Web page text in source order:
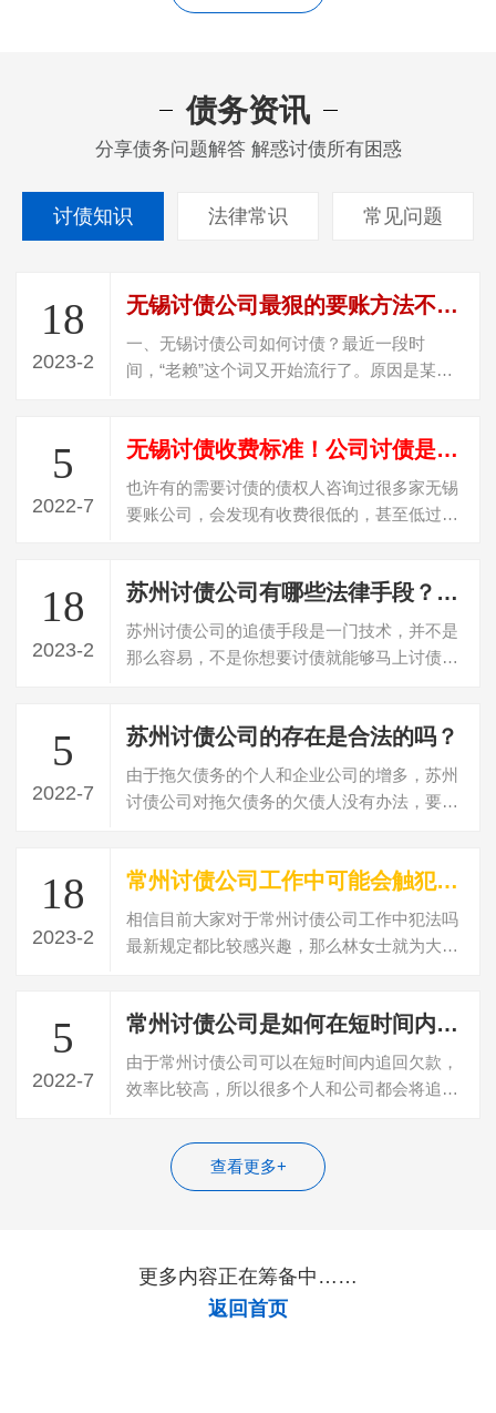
债务资讯
分享债务问题解答 解惑讨债所有困惑
讨债知识 法律常识 常见问题
18
2023-2
无锡讨债公司最狠的要账方法不违法（怎样定位一个躲债的人）
一、无锡讨债公司如何讨债？最近一段时
间，“老赖”这个词又开始流行了。原因是某选
5
2022-7
无锡讨债收费标准！公司讨债是怎么收费？
也许有的需要讨债的债权人咨询过很多家无锡
要账公司，会发现有收费很低的，甚至低过
18
2023-2
苏州讨债公司有哪些法律手段？讨债有哪些扶植手段
苏州讨债公司的追债手段是一门技术，并不是
那么容易，不是你想要讨债就能够马上讨债成
5
2022-7
苏州讨债公司的存在是合法的吗？
由于拖欠债务的个人和企业公司的增多，苏州
讨债公司对拖欠债务的欠债人没有办法，要不
18
2023-2
常州讨债公司工作中可能会触犯哪些法律(讨债犯法吗最新规定)
相信目前大家对于常州讨债公司工作中犯法吗
最新规定都比较感兴趣，那么林女士就为大家
5
2022-7
常州讨债公司是如何在短时间内追回债务的？
由于常州讨债公司可以在短时间内追回欠款，
效率比较高，所以很多个人和公司都会将追回
查看更多+
更多内容正在筹备中……
返回首页